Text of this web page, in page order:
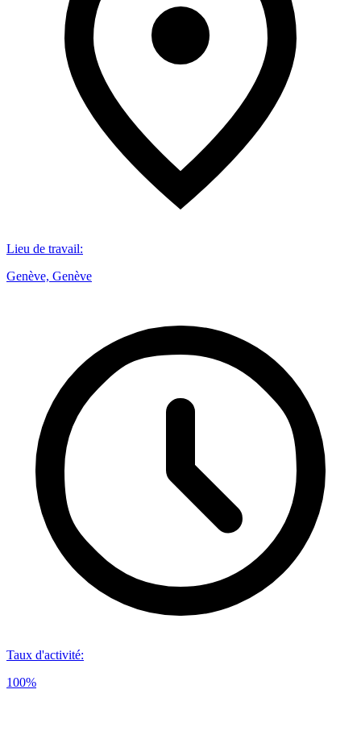
Lieu de travail:
Genève, Genève
Taux d'activité:
100%